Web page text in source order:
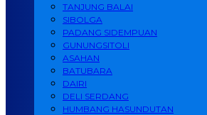
TANJUNG BALAI
SIBOLGA
PADANG SIDEMPUAN
GUNUNGSITOLI
ASAHAN
BATUBARA
DAIRI
DELI SERDANG
HUMBANG HASUNDUTAN